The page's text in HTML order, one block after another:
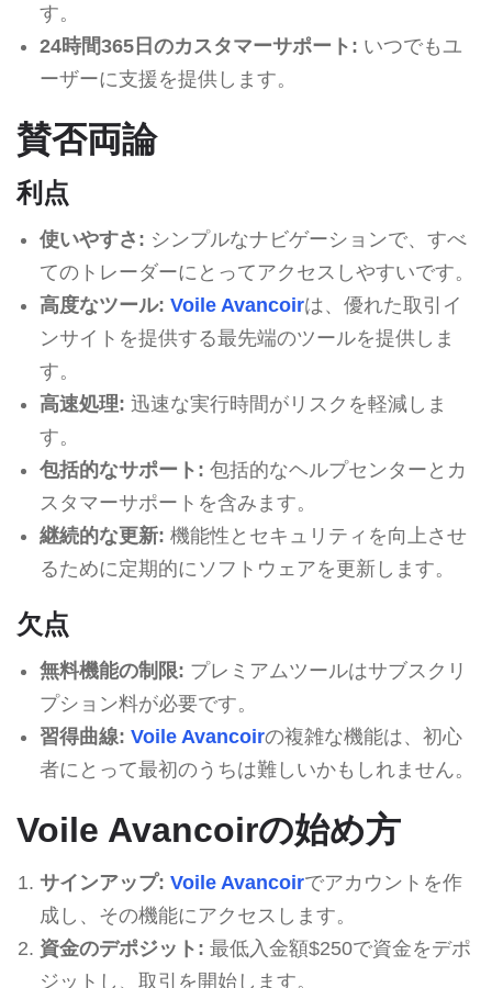
す。
24時間365日のカスタマーサポート: いつでもユ
ーザーに支援を提供します。
賛否両論
利点
使いやすさ: シンプルなナビゲーションで、すべ
てのトレーダーにとってアクセスしやすいです。
高度なツール: Voile Avancoirは、優れた取引イ
ンサイトを提供する最先端のツールを提供しま
す。
高速処理: 迅速な実行時間がリスクを軽減しま
す。
包括的なサポート: 包括的なヘルプセンターとカ
スタマーサポートを含みます。
継続的な更新: 機能性とセキュリティを向上させ
るために定期的にソフトウェアを更新します。
欠点
無料機能の制限: プレミアムツールはサブスクリ
プション料が必要です。
習得曲線: Voile Avancoirの複雑な機能は、初心
者にとって最初のうちは難しいかもしれません。
Voile Avancoirの始め方
サインアップ: Voile Avancoirでアカウントを作
成し、その機能にアクセスします。
資金のデポジット: 最低入金額$250で資金をデポ
ジットし、取引を開始します。